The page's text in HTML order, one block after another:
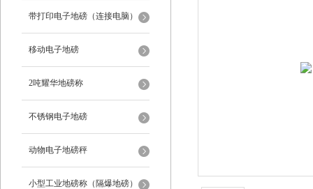
带打印电子地磅（连接电脑）
移动电子地磅
2吨耀华地磅称
不锈钢电子地磅
动物电子地磅秤
小型工业地磅称（隔爆地磅）